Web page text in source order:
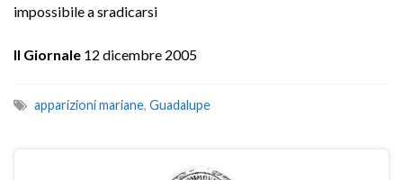
impossibile a sradicarsi
Il Giornale 12 dicembre 2005
apparizioni mariane, Guadalupe